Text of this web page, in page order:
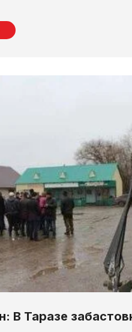
В Таразе